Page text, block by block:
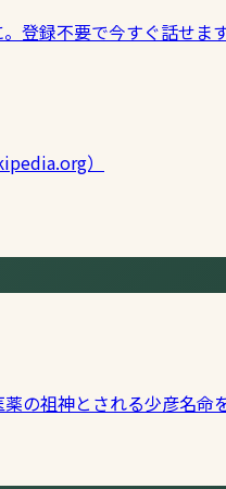
登録不要で今すぐ話せます
）
の祖神とされる少彦名